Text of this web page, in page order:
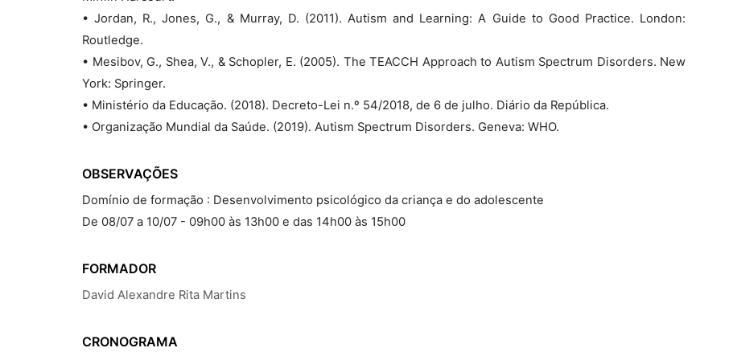
• Jordan, R., Jones, G., & Murray, D. (2011). Autism and Learning: A Guide to Good Practice. London:
Routledge.
• Mesibov, G., Shea, V., & Schopler, E. (2005). The TEACCH Approach to Autism Spectrum Disorders. New
York: Springer.
• Ministério da Educação. (2018). Decreto-Lei n.º 54/2018, de 6 de julho. Diário da República.
• Organização Mundial da Saúde. (2019). Autism Spectrum Disorders. Geneva: WHO.
OBSERVAÇÕES
Domínio de formação : Desenvolvimento psicológico da criança e do adolescente
De 08/07 a 10/07 - 09h00 às 13h00 e das 14h00 às 15h00
FORMADOR
David Alexandre Rita Martins
CRONOGRAMA